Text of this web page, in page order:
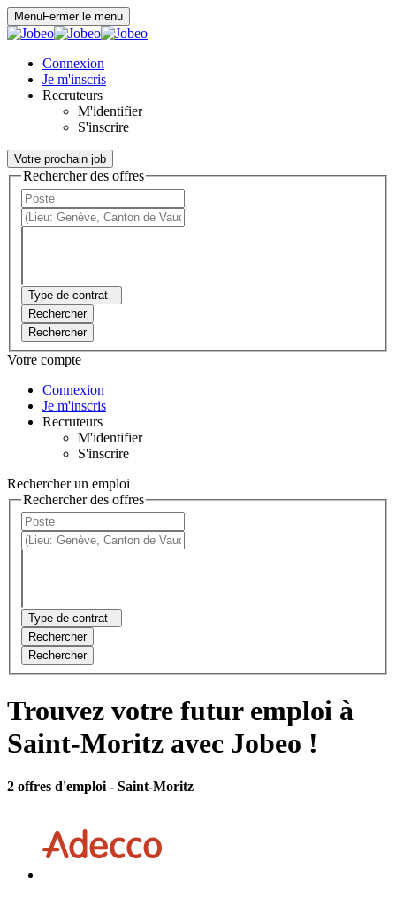
MenuFermer le menu
Connexion
Je m'inscris
Recruteurs
M'identifier
S'inscrire
Votre prochain job
Rechercher des offres
Type de contrat
Rechercher
Rechercher
Votre compte
Connexion
Je m'inscris
Recruteurs
M'identifier
S'inscrire
Rechercher un emploi
Rechercher des offres
Type de contrat
Rechercher
Rechercher
Trouvez votre futur emploi à
Saint-Moritz avec Jobeo !
2 offres d'emploi - Saint-Moritz
Panneau de gestion des cookies